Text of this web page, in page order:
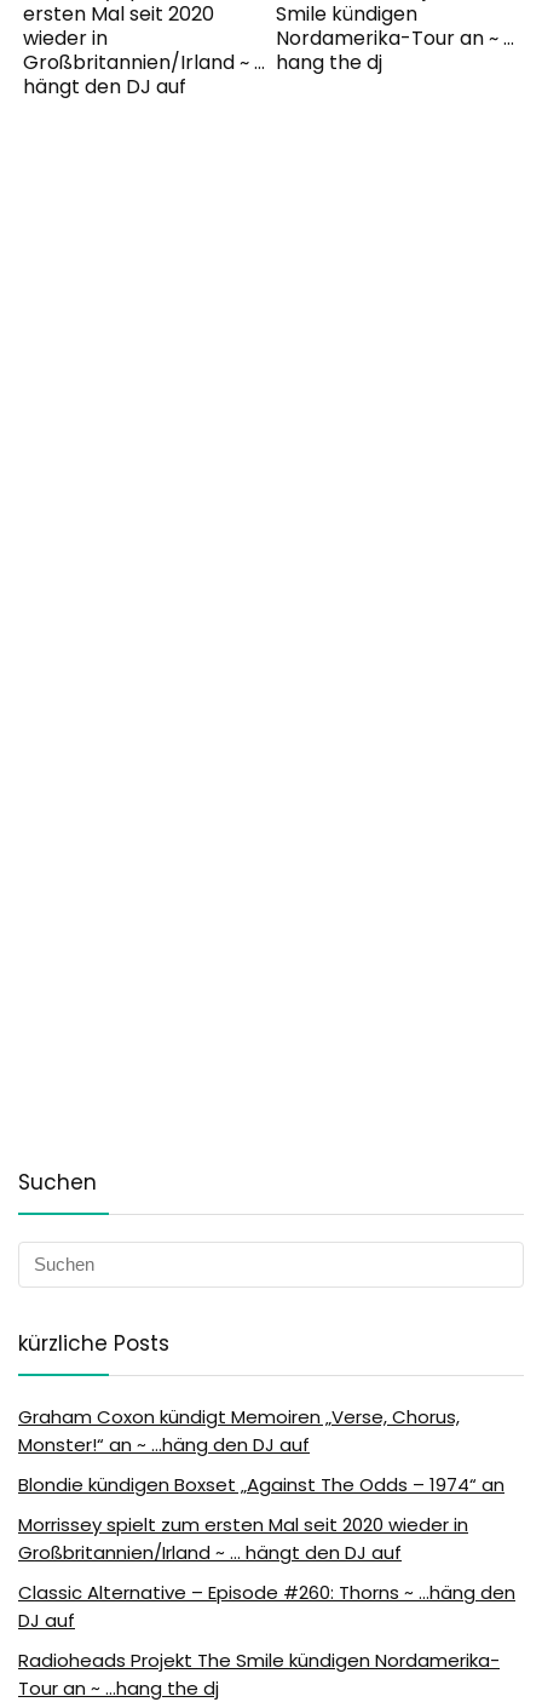
ersten Mal seit 2020
wieder in
Großbritannien/Irland ~ …
hängt den DJ auf
Smile kündigen
Nordamerika-Tour an ~ …
hang the dj
Suchen
kürzliche Posts
Graham Coxon kündigt Memoiren „Verse, Chorus,
Monster!“ an ~ …häng den DJ auf
Blondie kündigen Boxset „Against The Odds – 1974“ an
Morrissey spielt zum ersten Mal seit 2020 wieder in
Großbritannien/Irland ~ … hängt den DJ auf
Classic Alternative – Episode #260: Thorns ~ …häng den
DJ auf
Radioheads Projekt The Smile kündigen Nordamerika-
Tour an ~ …hang the dj